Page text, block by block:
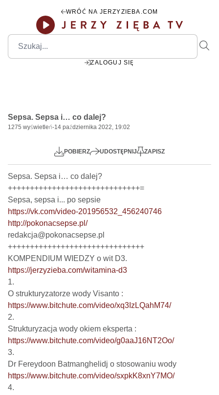
WRÓĆ NA JERZYZIEBA.COM
ZALOGUJ SIĘ
Sepsa. Sepsa i… co dalej?
1275 wyświetleń-14 października 2022, 19:02
POBIERZ UDOSTĘPNIJ ZAPISZ
Sepsa. Sepsa i… co dalej?
++++++++++++++++++++++++++++++=
https://vk.com/video-201956532_456240746
http://pokonacsepse.pl/
redakcja@pokonacsepse.pl
+++++++++++++++++++++++++++++++
https://jerzyzieba.com/witamina-d3
1.
https://www.bitchute.com/video/xq3IzLQahM74/
2.
https://www.bitchute.com/video/g0aaJ16NT2Oo/
3.
https://www.bitchute.com/video/sxpkK8xnY7MO/
4.